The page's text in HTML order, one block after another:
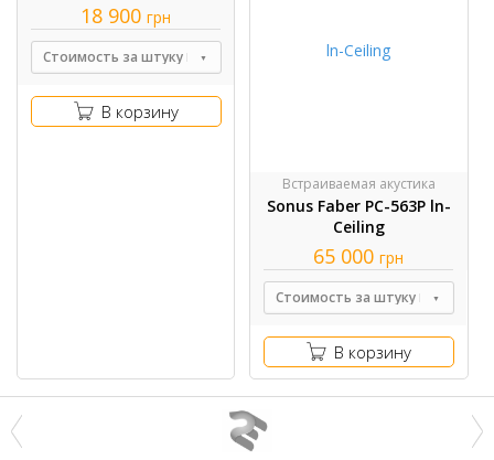
18 900 грн
Стоимость за штуку
В корзину
Встраиваемая акустика
Sonus Faber РС-563Р ln-
Ceiling
65 000 грн
Стоимость за штуку
В корзину